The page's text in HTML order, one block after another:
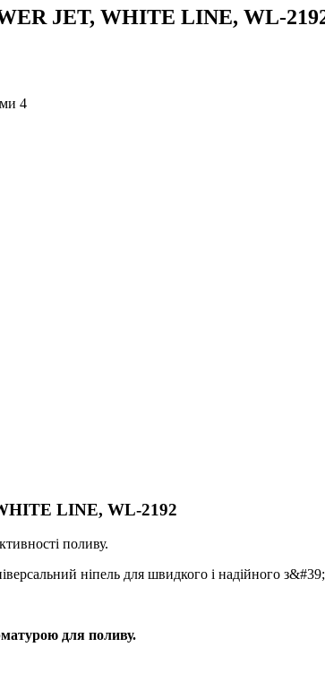
JET, WHITE LINE, WL-
4
LINE, WL-2192
поливу.
ніпель для швидкого і надійного
для поливу.